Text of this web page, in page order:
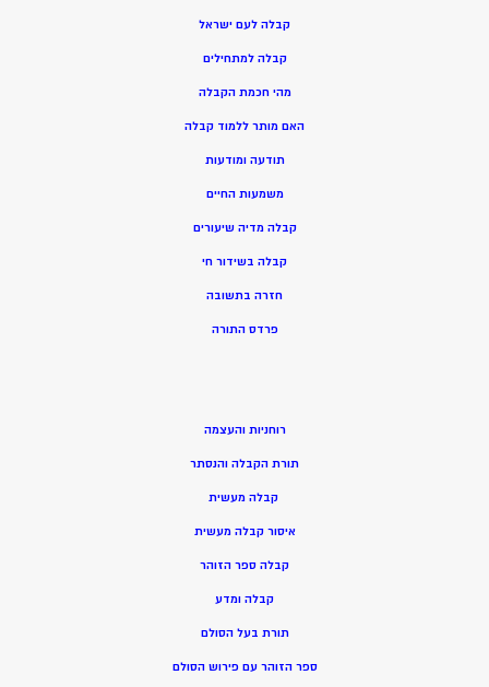
קבלה לעם ישראל
קבלה למתחילים
מהי חכמת הקבלה
האם מותר ללמוד קבלה
תודעה ומודעות
משמעות החיים
קבלה מדיה שיעורים
קבלה בשידור חי
חזרה בתשובה
פרדס התורה
רוחניות והעצמה
תורת הקבלה והנסתר
קבלה מעשית
איסור קבלה מעשית
קבלה ספר הזוהר
קבלה ומדע
תורת בעל הסולם
ספר הזוהר עם פירוש הסולם